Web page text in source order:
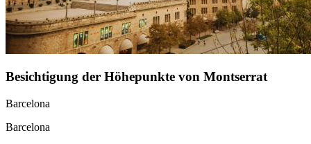
Besichtigung der Höhepunkte von Montserrat
Barcelona
Barcelona